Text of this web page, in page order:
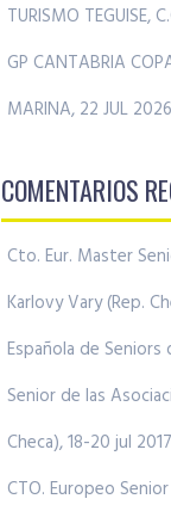
TURISMO TEGUISE,
GP CANTABRIA
MARINA, 22 JUL 2026
COMENTARIOS
Cto. Eur. Master
Karlovy Vary (Rep.
Española de Seniors
Senior de las
Checa), 18-20 jul 2017
CTO. Europeo